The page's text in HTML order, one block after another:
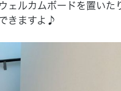
ェルカムボードを置い
きますよ♪